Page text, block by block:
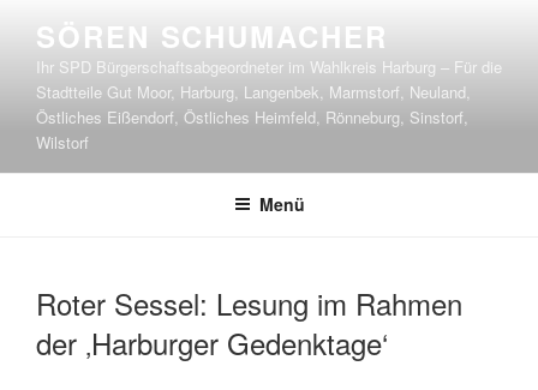
Inhalt
springen
SÖREN SCHUMACHER
Ihr SPD Bürgerschaftsabgeordneter im Wahlkreis Harburg – Für die
Stadtteile Gut Moor, Harburg, Langenbek, Marmstorf, Neuland,
Östliches Eißendorf, Östliches Heimfeld, Rönneburg, Sinstorf,
Wilstorf
Menü
Roter Sessel: Lesung im Rahmen
der ‚Harburger Gedenktage‘